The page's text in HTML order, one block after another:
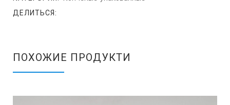
ДЕЛИТЬСЯ:
ПОХОЖИЕ ПРОДУКТИ